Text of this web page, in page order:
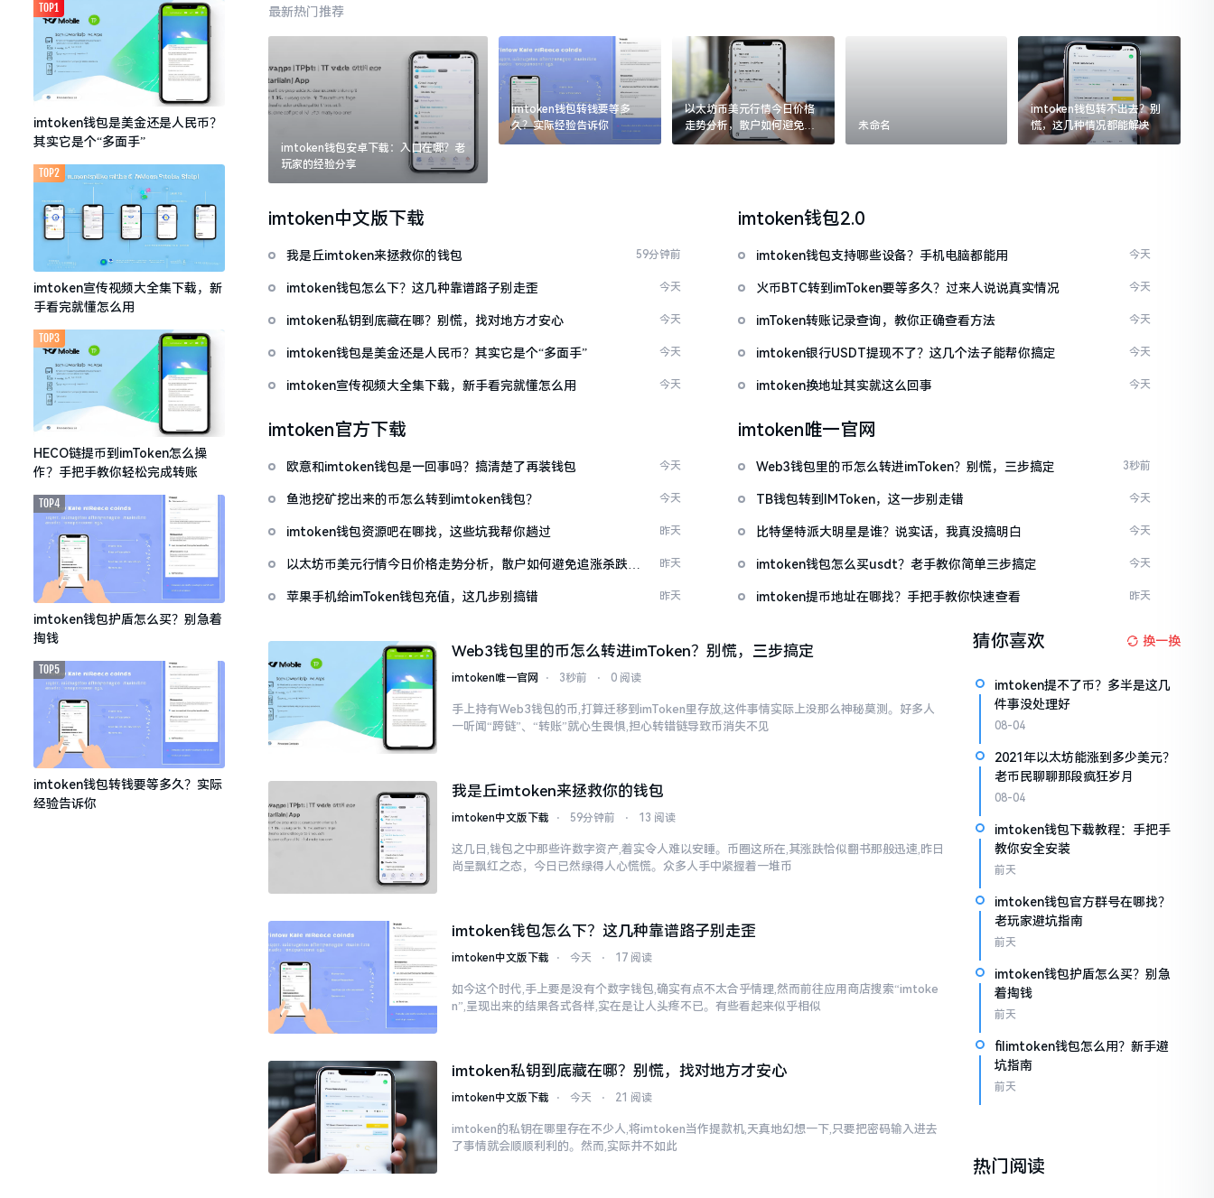
imtoken钱包是美金还是人民币？
其实它是个“多面手”
TOP1
imtoken宣传视频大全集下载，新
手看完就懂怎么用
TOP2
HECO链提币到imToken怎么操
作？手把手教你轻松完成转账
TOP3
imtoken钱包护盾怎么买？别急着
掏钱
TOP4
imtoken钱包转钱要等多久？实际
经验告诉你
TOP5
最新热门推荐
imtoken钱包安卓下载：入口在哪？老
玩家的经验分享
imtoken钱包转钱要等多
久？实际经验告诉你
以太坊币美元行情今日价格
走势分析，散户如何避免追
涨杀跌被套牢
未命名
imtoken钱包转不出去？别
慌，这几种情况都能解决
imtoken中文版下载
我是丘imtoken来拯救你的钱包 59分钟前
imtoken钱包怎么下？这几种靠谱路子别走歪 今天
imtoken私钥到底藏在哪？别慌，找对地方才安心 今天
imtoken钱包是美金还是人民币？其实它是个“多面手” 今天
imtoken宣传视频大全集下载，新手看完就懂怎么用 今天
imtoken钱包2.0
imtoken钱包支持哪些设备？手机电脑都能用 今天
火币BTC转到imToken要等多久？过来人说说真实情况 今天
imToken转账记录查询，教你正确查看方法 今天
imtoken银行USDT提现不了？这几个法子能帮你搞定 今天
imtoken换地址其实就这么回事 今天
imtoken官方下载
欧意和imtoken钱包是一回事吗？搞清楚了再装钱包 今天
鱼池挖矿挖出来的币怎么转到imtoken钱包？ 今天
imtoken钱包资源吧在哪找，这些坑我帮你趟过 昨天
以太坊币美元行情今日价格走势分析，散户如何避免追涨杀跌被
昨天
苹果手机给imToken钱包充值，这几步别搞错 昨天
imtoken唯一官网
Web3钱包里的币怎么转进imToken？别慌，三步搞定 3秒前
TB钱包转到IMToken，这一步别走错 今天
比特堡特派大明星是谁？说实话，我真没搞明白 今天
imtoken钱包怎么买usdt？老手教你简单三步搞定 今天
imtoken提币地址在哪找？手把手教你快速查看 昨天
Web3钱包里的币怎么转进imToken？别慌，三步搞定
imtoken唯一官网 ⋅ 3秒前 ⋅ 0 阅读
手上持有Web3钱包的币,打算迁移到imToken里存放,这件事情实际上没那么神秘莫测。好多人
一听闻“跨链”、“转账”就心生畏惧,担心转错链导致币消失不见
我是丘imtoken来拯救你的钱包
imtoken中文版下载 ⋅ 59分钟前 ⋅ 13 阅读
这几日,钱包之中那些许数字资产,着实令人难以安睡。币圈这所在,其涨跌恰似翻书那般迅速,昨日
尚呈飘红之态，今日已然绿得人心慌慌。众多人手中紧握着一堆币
imtoken钱包怎么下？这几种靠谱路子别走歪
imtoken中文版下载 ⋅ 今天 ⋅ 17 阅读
如今这个时代,手上要是没有个数字钱包,确实有点不太合乎情理,然而前往应用商店搜索“imtoke
n”,呈现出来的结果各式各样,实在是让人头疼不已。有些看起来似乎相似
imtoken私钥到底藏在哪？别慌，找对地方才安心
imtoken中文版下载 ⋅ 今天 ⋅ 21 阅读
imtoken的私钥在哪里存在不少人,将imtoken当作提款机,天真地幻想一下,只要把密码输入进去
了事情就会顺顺利利的。然而,实际并不如此
猜你喜欢 换一换
imtoken提不了币？多半是这几
件事没处理好
08-04
2021年以太坊能涨到多少美元？
老币民聊聊那段疯狂岁月
08-04
imtoken钱包下载教程：手把手
教你安全安装
前天
imtoken钱包官方群号在哪找？
老玩家避坑指南
前天
imtoken钱包护盾怎么买？别急
着掏钱
前天
filimtoken钱包怎么用？新手避
坑指南
前天
热门阅读